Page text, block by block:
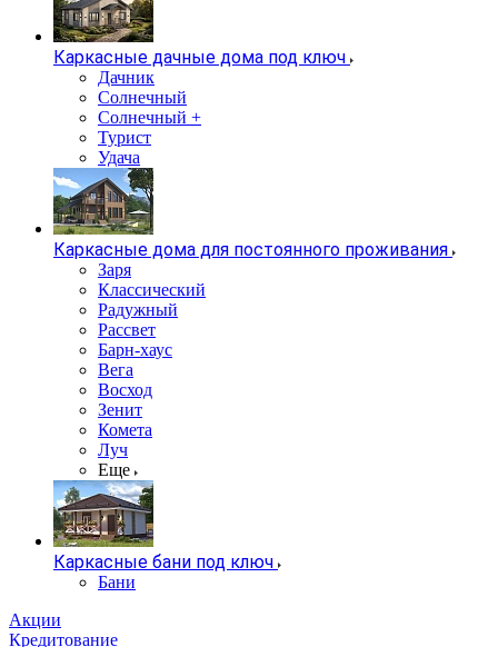
Каркасные дачные дома под ключ
Дачник
Солнечный
Солнечный +
Турист
Удача
Каркасные дома для постоянного проживания
Заря
Классический
Радужный
Рассвет
Барн-хаус
Вега
Восход
Зенит
Комета
Луч
Еще
Каркасные бани под ключ
Бани
Акции
Кредитование